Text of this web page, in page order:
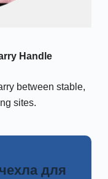
Handle
between stable,
sites.
для